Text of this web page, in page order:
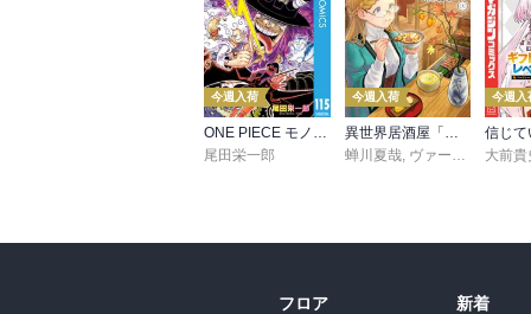
今週入荷
尾田栄一郎
今週入荷
蝉川夏哉, ヴァージニア二等兵
今週入
大前貴
フロア
新着